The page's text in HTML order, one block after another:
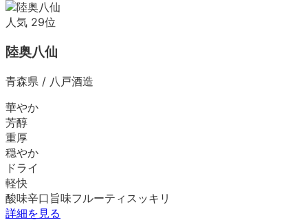
人気 29位
陸奥八仙
青森県 / 八戸酒造
華やか
芳醇
重厚
穏やか
ドライ
軽快
酸味辛口 旨味フルーティ スッキリ
詳細を見る